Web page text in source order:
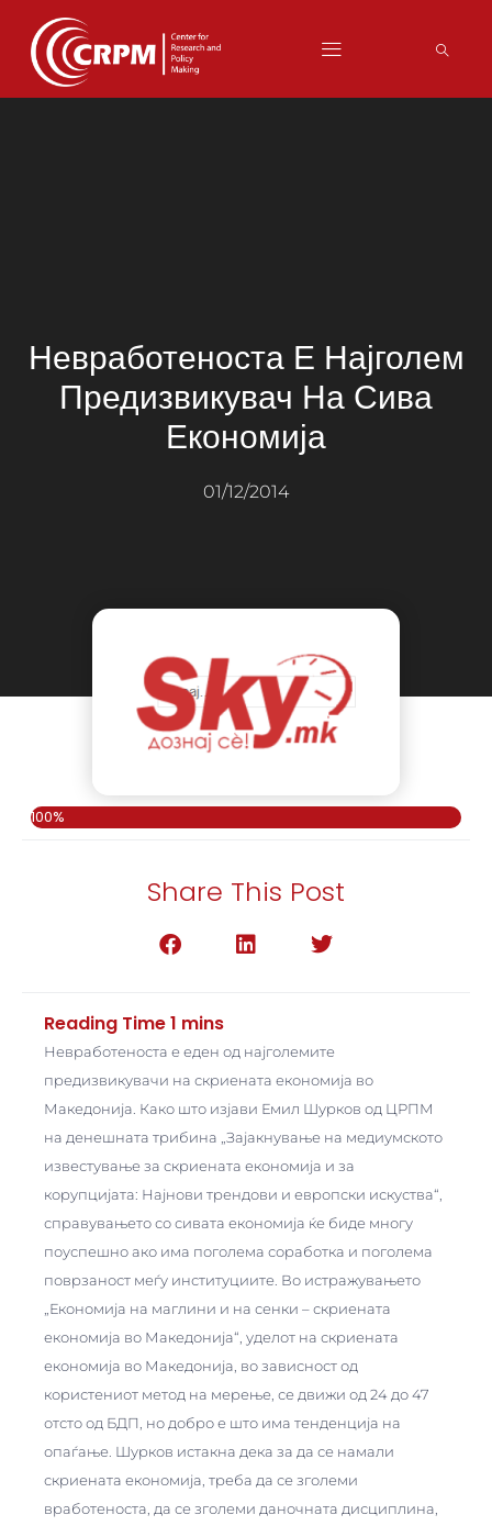
Невработеноста Е Најголем
Предизвикувач На Сива
Економија
01/12/2014
100%
Share This Post
Невработеноста е еден од најголемите
предизвикувачи на скриената економија во
Македонија. Како што изјави Емил Шурков од ЦРПМ
на денешната трибина „Зајакнување на медиумското
известување за скриената економија и за
корупцијата: Најнови трендови и европски искуства“,
справувањето со сивата економија ќе биде многу
поуспешно ако има поголема соработка и поголема
поврзаност меѓу институциите. Во истражувањето
„Економија на маглини и на сенки – скриената
економија во Македонија“, уделот на скриената
економија во Македонија, во зависност од
користениот метод на мерење, се движи од 24 до 47
отсто од БДП, но добро е што има тенденција на
опаѓање. Шурков истакна дека за да се намали
скриената економија, треба да се зголеми
вработеноста, да се зголеми даночната дисциплина,